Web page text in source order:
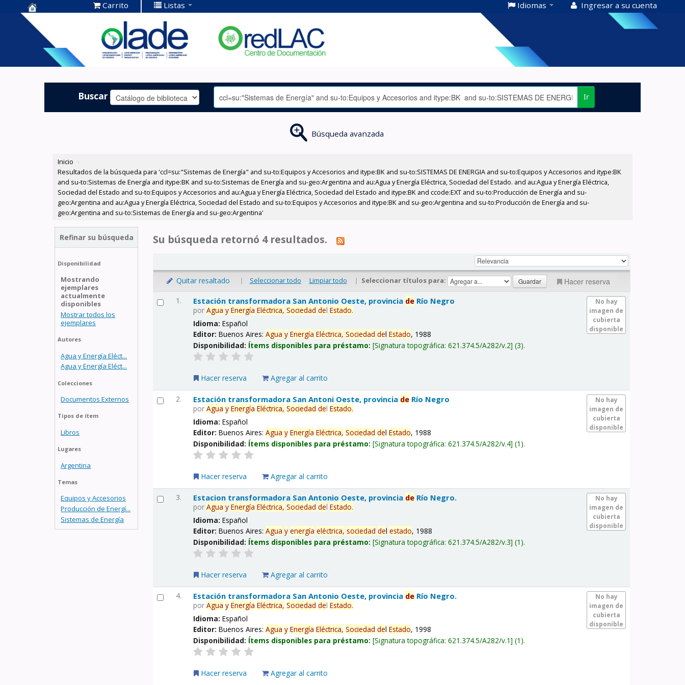
Centro de
Documentación
OLADE -
Carrito Listas Idiomas Ingresar a su cuenta
Buscar Ir
Búsqueda avanzada
Inicio ›
Resultados de la búsqueda para 'ccl=su:"Sistemas de Energía" and su-to:Equipos y Accesorios and itype:BK and su-to:SISTEMAS DE ENERGIA and su-to:Equipos y Accesorios and itype:BK
and su-to:Sistemas de Energía and itype:BK and su-to:Sistemas de Energía and su-geo:Argentina and au:Agua y Energía Eléctrica, Sociedad del Estado. and au:Agua y Energía Eléctrica,
Sociedad del Estado and su-to:Equipos y Accesorios and au:Agua y Energía Eléctrica, Sociedad del Estado and itype:BK and ccode:EXT and su-to:Producción de Energía and su-
geo:Argentina and au:Agua y Energía Eléctrica, Sociedad del Estado and su-to:Equipos y Accesorios and itype:BK and su-geo:Argentina and su-to:Producción de Energía and su-
geo:Argentina and su-to:Sistemas de Energía and su-geo:Argentina'
Refinar su búsqueda
Disponibilidad
Mostrando
ejemplares
actualmente
disponibles
Mostrar todos los
ejemplares
Autores
Agua y Energía Eléct...
Agua y Energía Eléct...
Colecciones
Documentos Externos
Tipos de ítem
Libros
Lugares
Argentina
Temas
Equipos y Accesorios
Producción de Energí...
Sistemas de Energía
Su búsqueda retornó 4 resultados.
Quitar resaltado | Seleccionar todo Limpiar todo | Seleccionar títulos para: Hacer reserva
1.
No hay
imagen de
cubierta
disponible
Estación transformadora San Antonio Oeste, provincia de Río Negro
porAgua y Energía Eléctrica, Sociedad delEstado.
Idioma:Español
Editor:Buenos Aires:Agua y Energía Eléctrica, Sociedad delEstado, 1988
Disponibilidad: Ítems disponibles para préstamo: Signatura topográfica:621.374.5/A282/v.2 (3).
Hacer reserva Agregar al carrito
2.
No hay
imagen de
cubierta
disponible
Estación transformadora San Antoni Oeste, provincia de Río Negro
porAgua y Energía Eléctrica, Sociedad delEstado.
Idioma:Español
Editor:Buenos Aires:Agua y Energía Eléctrica, Sociedad delEstado, 1988
Disponibilidad: Ítems disponibles para préstamo: Signatura topográfica:621.374.5/A282/v.4 (1).
Hacer reserva Agregar al carrito
3.
No hay
imagen de
cubierta
disponible
Estacion transformadora San Antonio Oeste, provincia de Río Negro.
porAgua y Energía Eléctrica, Sociedad delEstado.
Idioma:Español
Editor:Buenos Aires:Agua y energía eléctrica, sociedad delestado, 1988
Disponibilidad: Ítems disponibles para préstamo: Signatura topográfica:621.374.5/A282/v.3 (1).
Hacer reserva Agregar al carrito
4.
No hay
imagen de
cubierta
disponible
Estación transformadora San Antonio Oeste, provincia de Río Negro.
porAgua y Energía Eléctrica, Sociedad delEstado.
Idioma:Español
Editor:Buenos Aires:Agua y Energía Eléctrica, Sociedad delEstado, 1998
Disponibilidad: Ítems disponibles para préstamo: Signatura topográfica:621.374.5/A282/v.1 (1).
Hacer reserva Agregar al carrito